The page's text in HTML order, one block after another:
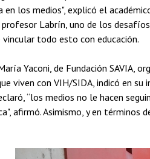
en los medios", explicó el
profesor Labrín, uno de los
vincular todo esto con educación.
Yaconi, de Fundación SAVIA,
viven con VIH/SIDA, indicó en
“los medios no le hacen
afirmó. Asimismo, y en términos